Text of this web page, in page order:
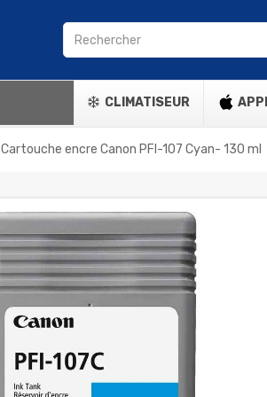
CLIMATISEUR
Cartouche encre Canon PFI-107 Cyan- 130 ml